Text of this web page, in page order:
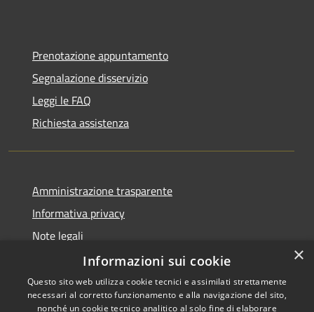
Prenotazione appuntamento
Segnalazione disservizio
Leggi le FAQ
Richiesta assistenza
Amministrazione trasparente
Informativa privacy
Note legali
Dichiarazione di accessibilità
×
Informazioni sui cookie
Questo sito web utilizza cookie tecnici e assimilati strettamente
necessari al corretto funzionamento e alla navigazione del sito,
nonché un cookie tecnico analitico al solo fine di elaborare